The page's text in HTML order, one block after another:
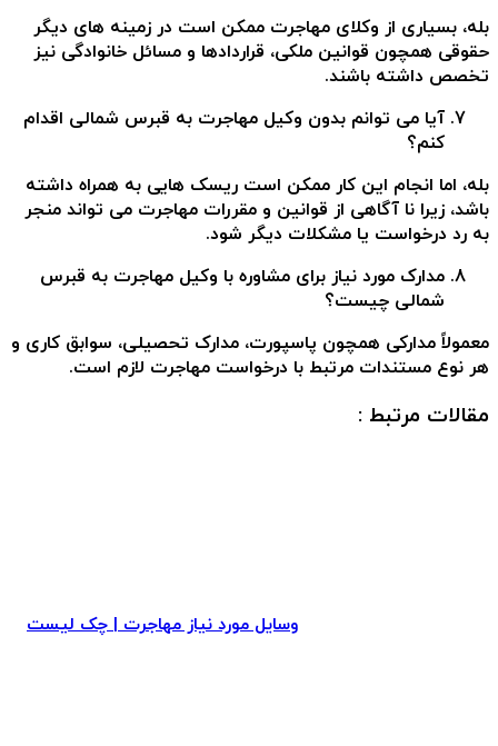
بله، بسیاری از وکلای مهاجرت ممکن است در زمینه های دیگر
حقوقی همچون قوانین ملکی، قراردادها و مسائل خانوادگی نیز
تخصص داشته باشند.
آیا می توانم بدون وکیل مهاجرت به قبرس شمالی اقدام
کنم؟
بله، اما انجام این کار ممکن است ریسک هایی به همراه داشته
باشد، زیرا نا آگاهی از قوانین و مقررات مهاجرت می تواند منجر
به رد درخواست یا مشکلات دیگر شود.
مدارک مورد نیاز برای مشاوره با وکیل مهاجرت به قبرس
شمالی چیست؟
معمولاً مدارکی همچون پاسپورت، مدارک تحصیلی، سوابق کاری و
هر نوع مستندات مرتبط با درخواست مهاجرت لازم است.
مقالات مرتبط :
وسایل مورد نیاز مهاجرت | چک لیست